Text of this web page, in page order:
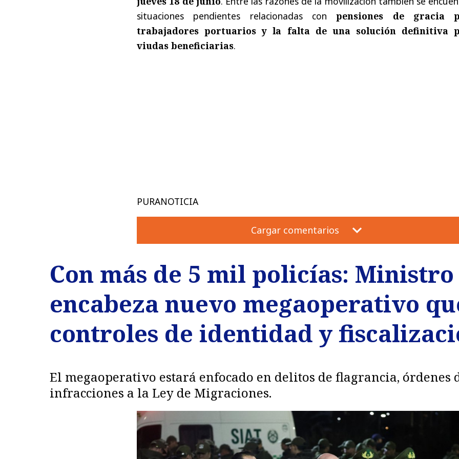
situaciones pendientes relacionadas conpensiones de gracia
trabajadores portuarios y la falta de una solución definitiva
viudas beneficiarias.
PURANOTICIA
Cargar comentarios
Con más de 5 mil policías:
encabeza nuevo megaoperativo
controles de identidad y
El megaoperativo estará enfocado en delitos de flagrancia, órdenes
infracciones a la Ley de Migraciones.